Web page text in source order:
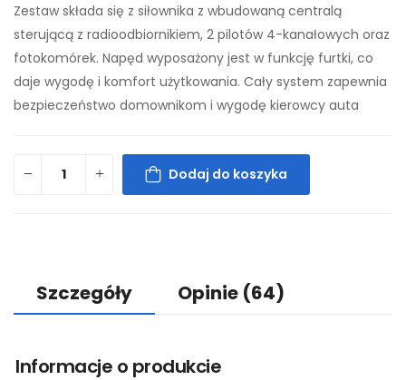
Zestaw składa się z siłownika z wbudowaną centralą
sterującą z radioodbiornikiem, 2 pilotów 4-kanałowych oraz
fotokomórek. Napęd wyposażony jest w funkcję furtki, co
daje wygodę i komfort użytkowania. Cały system zapewnia
bezpieczeństwo domownikom i wygodę kierowcy auta
Dodaj do koszyka
Szczegóły Opinie (64)
Informacje o produkcie